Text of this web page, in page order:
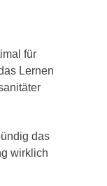
für
Lernen
das
wirklich